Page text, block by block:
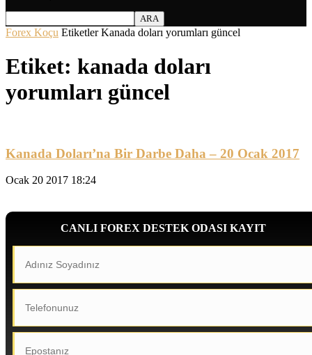
Forex Koçu Etiketler Kanada doları yorumları güncel
Etiket: kanada doları
yorumları güncel
Kanada Doları’na Bir Darbe Daha – 20 Ocak 2017
Ocak 20 2017 18:24
CANLI FOREX DESTEK ODASI KAYIT